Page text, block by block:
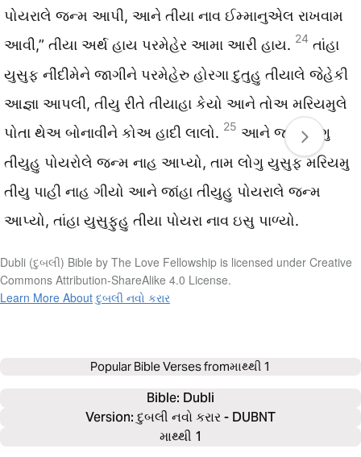
પોયરાલે જન્મ આપી, આને તીયા નાવ ઈમ્માનુએલ રાખવામ
આવી,” તીયા અર્થ હાય પરમેહેર આમા આરી હાય. 24 તાંહા
યુસુફ નીંદીમેને જાગીને પરમેહેરુ હોરગા દુતુહુ તીયાલે જેહેકી
આજ્ઞા આપલી, તીયુ રીતે તીયાહા કેયો આને તોઅ મરિયમુલે
પોતા થેઅ બોનાવીને કોઅ હાદી લાલો. 25 આને જાંવ લોગુ
તીયુહુ પોયરોલે જન્મ નાહ આપ્યો, તામ લોગુ યુસુફ મરિયમુ
તીયુ પાહી નાહ ગીયો આને જાંહા તીયુહુ પોયરાલે જન્મ
આપ્યો, તાંહા યુસુફુહુ તીયા પોયરા નાવ ઇસુ પાળ્યો.
Dubli (દુબલી) Bible by The Love Fellowship is licensed under Creative
Commons Attribution-ShareAlike 4.0 License.
Learn More About દુબલી નવો કરાર
Popular Bible Verses fromમાથ્થી 1
Bible: Dubli
Version: દુબલી નવો કરાર - DUBNT
માથ્થી 1